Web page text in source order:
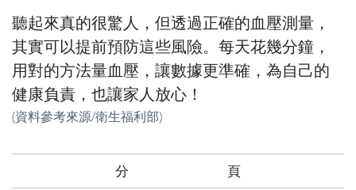
聽起來真的很驚人，但透過正確的血壓測量，
其實可以提前預防這些風險。每天花幾分鐘，
用對的方法量血壓，讓數據更準確，為自己的
健康負責，也讓家人放心！
(資料參考來源/衛生福利部)
分 頁